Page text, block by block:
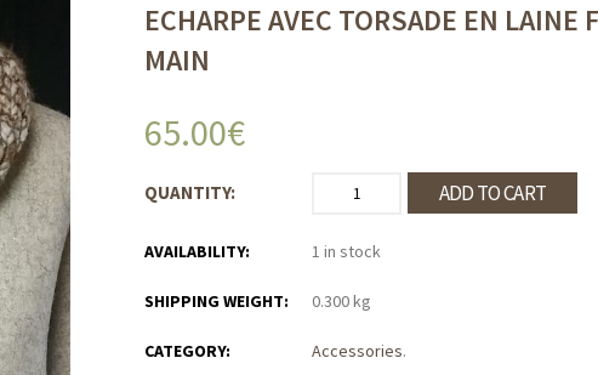
ECHARPE AVEC TORSADE EN LAINE
MAIN
65.00€
QUANTITY: ADD TO CART
AVAILABILITY: 1 in stock
SHIPPING WEIGHT: 0.300 kg
CATEGORY: Accessories.